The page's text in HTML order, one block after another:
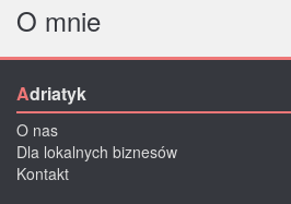
O mnie
Adriatyk
O nas
Dla lokalnych biznesów
Kontakt